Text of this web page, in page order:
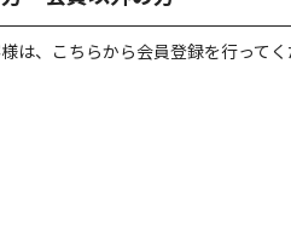
は、こちらから会員登録を行って